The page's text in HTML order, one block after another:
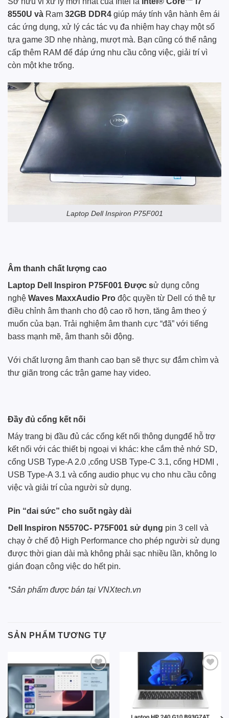
8550U và Ram 32GB DDR4 giúp máy tính vận hành êm ái
các ứng dụng, xử lý các tác vụ đa nhiệm hay chạy một số
tựa game 3D nhẹ nhàng, mượt mà. Bạn cũng có thể nâng
cấp thêm RAM để đáp ứng nhu cầu công việc, giải trí vì
còn một khe trống.
Laptop Dell Inspiron P75F001
Âm thanh chất lượng cao
Laptop Dell Inspiron P75F001 Được sử dụng công
nghệ Waves MaxxAudio Pro độc quyền từ Dell có thê tự
điều chỉnh âm thanh cho độ cao rõ hơn, tăng âm theo ý
muốn của bạn. Trải nghiệm âm thanh cực “đã” với tiếng
bass mạnh mẽ, âm thanh sôi động.
Với chất lượng âm thanh cao bạn sẽ thực sự đắm chìm và
thư giãn trong các trận game hay video.
Đầy đủ cổng kết nối
Máy trang bị đầu đủ các cổng kết nối thông dụngđể hỗ trợ
kết nối với các thiết bị ngoại vi khác: khe cắm thẻ nhớ SD,
cổng USB Type-A 2.0 ,cổng USB Type-C 3.1, cổng HDMI ,
USB Type-A 3.1 và cổng audio phục vụ cho nhu cầu công
việc và giải trí của người sử dụng.
Pin “dai sức” cho suốt ngày dài
Dell
Inspiron N5570C- P75F001 sử dụng pin 3 cell và
chạy ở chế độ High Performance cho phép người sử dụng
được thời gian dài mà không phải sạc nhiều lần, không lo
gián đoạn công việc do hết pin.
*Sản phẩm được bán tại VNXtech.vn
SẢN PHẨM TƯƠNG TỰ
Add to
wishlist
wishlist